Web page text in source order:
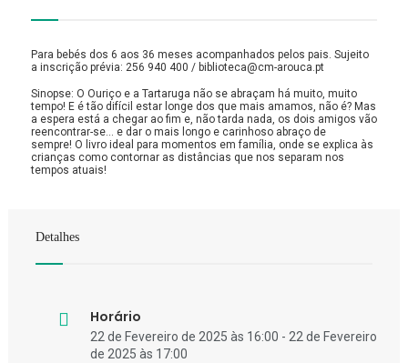
Para bebés dos 6 aos 36 meses acompanhados pelos pais. Sujeito
a inscrição prévia: 256 940 400 / biblioteca@cm-arouca.pt
Sinopse: O Ouriço e a Tartaruga não se abraçam há muito, muito
tempo! E é tão difícil estar longe dos que mais amamos, não é? Mas
a espera está a chegar ao fim e, não tarda nada, os dois amigos vão
reencontrar-se… e dar o mais longo e carinhoso abraço de
sempre! O livro ideal para momentos em família, onde se explica às
crianças como contornar as distâncias que nos separam nos
tempos atuais!
Detalhes
Horário
22 de Fevereiro de 2025 às 16:00 - 22 de Fevereiro
de 2025 às 17:00